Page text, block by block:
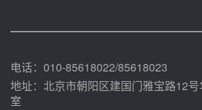
发！明确推动光
电话：010-85618022/85618023
地址：北京市朝阳区建国门雅宝路12
室